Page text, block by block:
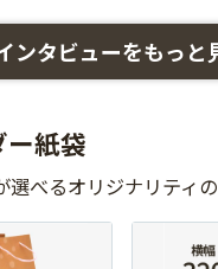
ンタビューをもっと
ー紙袋
選べるオリジナリティ